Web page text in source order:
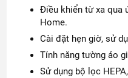
Điều khiển từ xa qua
Home.
Cài đặt hẹn giờ, sử
Tính năng tường ảo
Sử dụng bộ lọc